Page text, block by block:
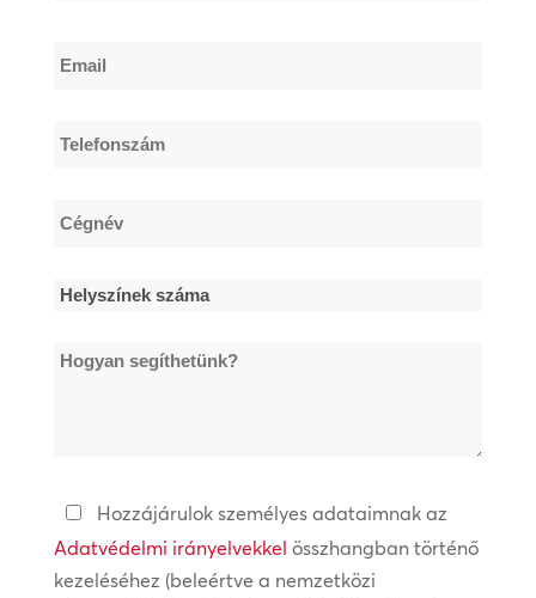
Email
Telefonszám
Cégnév
Helyszínek
*Hogyan
Adatvédelmi
irányelvek
*
Hozzájárulok személyes adataimnak az
Adatvédelmi irányelvekkel összhangban történő
kezeléséhez (beleértve a nemzetközi